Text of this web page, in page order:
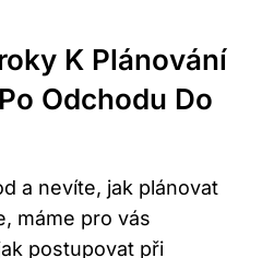
K Plánování
Odchodu Do
a nevíte, jak plánovat
máme pro vás
postupovat při